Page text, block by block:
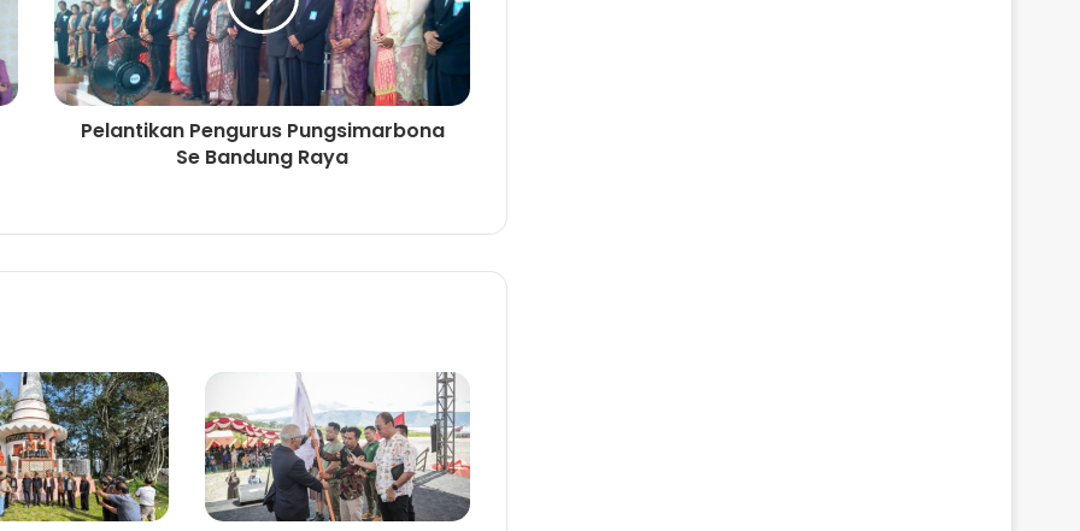
Pelantikan Pengurus Pungsimarbona
Se Bandung Raya